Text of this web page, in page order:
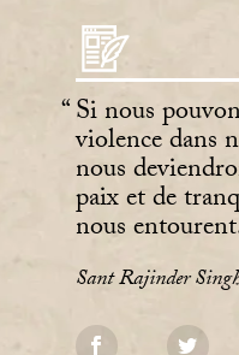
Si nous
violence dans
nous
paix et de
nous
Sant Rajinder